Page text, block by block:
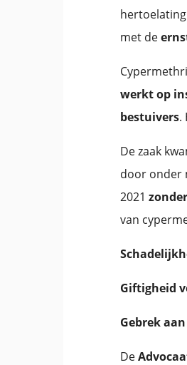
hertoelating
met de
werkt op
bestuivers.
De zaak
door onder
2021
van
Giftigheid
Gebrek
De